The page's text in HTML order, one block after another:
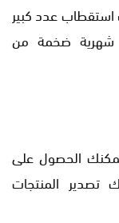
عدد كبير
شهرية ضخمة من
الحصول على
تصدير المنتجات